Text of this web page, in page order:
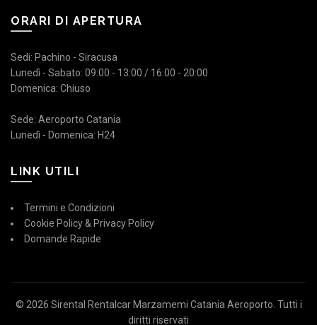
ORARI DI APERTURA
Sedi: Pachino - Siracusa
Lunedì - Sabato: 09:00 - 13:00 / 16:00 - 20:00
Domenica: Chiuso
Sede: Aeroporto Catania
Lunedì - Domenica: H24
LINK UTILI
Termini e Condizioni
Cookie Policy & Privacy Policy
Domande Rapide
© 2026 Sirental Rentalcar Marzamemi Catania Aeroporto. Tutti i
diritti riservati